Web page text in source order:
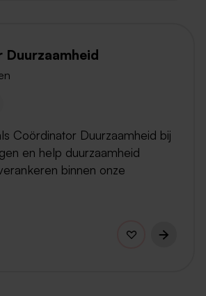
Coördinator Duurzaamheid bij
en help duurzaamheid
binnen onze